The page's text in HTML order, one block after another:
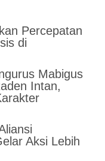
Percepatan
di
Mabigus
Intan,
Aksi Lebih